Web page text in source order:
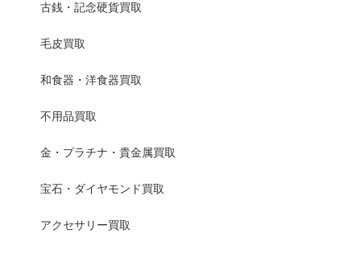
古銭・記念硬貨買取
毛皮買取
和食器・洋食器買取
不用品買取
金・プラチナ・貴金属買取
宝石・ダイヤモンド買取
アクセサリー買取